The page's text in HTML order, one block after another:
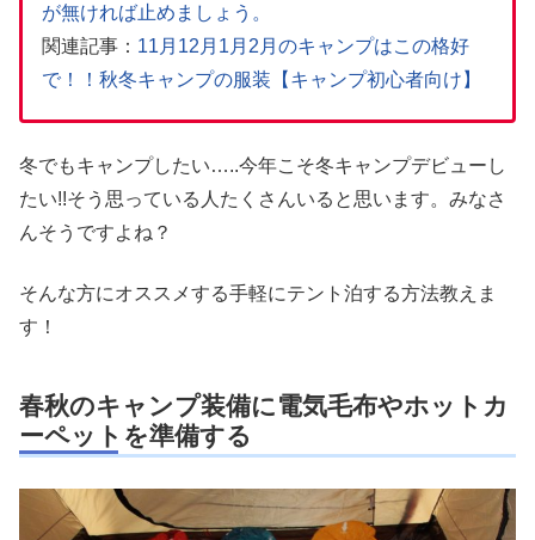
が無ければ止めましょう。
関連記事： 11月12月1月2月のキャンプはこの格好
で！！秋冬キャンプの服装【キャンプ初心者向け】
冬でもキャンプしたい…..今年こそ冬キャンプデビューし
たい!!そう思っている人たくさんいると思います。みなさ
んそうですよね？
そんな方にオススメする手軽にテント泊する方法教えま
す！
春秋のキャンプ装備に電気毛布やホットカ
ーペットを準備する